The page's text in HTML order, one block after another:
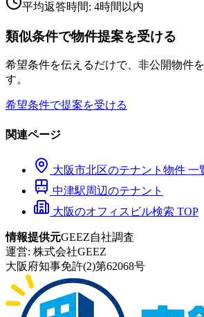
平均返答時間: 4時間以内
類似条件で物件提案を受ける
希望条件を伝えるだけで、非公開物件
す。
希望条件で提案を受ける
関連ページ
大阪市北区のテナント物件 一
中津駅周辺のテナント
大阪のオフィスビル検索 TOP
情報提供元GEEZ自社調査
運営: 株式会社GEEZ
大阪府知事免許(2)第62068号